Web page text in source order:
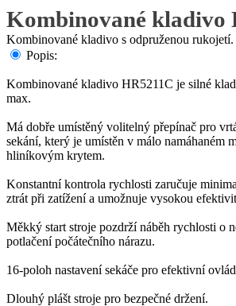
Kombinované kladivo
Kombinované kladivo s odpruženou rukojetí.
Popis:
Kombinované kladivo HR5211C je silné
max.
Má dobře umístěný volitelný přepínač pro
sekání, který je umístěn v málo namáhaném
hliníkovým krytem.
Konstantní kontrola rychlosti zaručuje
ztrát při zatížení a umožnuje vysokou
Měkký start stroje pozdrží náběh rychlosti o
potlačení počátečního nárazu.
16-poloh nastavení sekáče pro efektivní
Dlouhý plášt stroje pro bezpečné držení.